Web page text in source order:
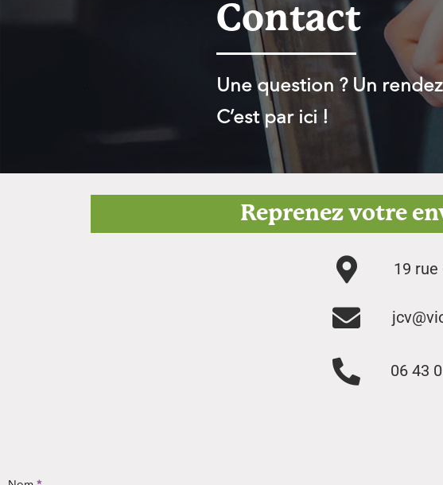
Contact
Une question ? Un
C’est par ici !
Reprenez votre
19 rue
06 43